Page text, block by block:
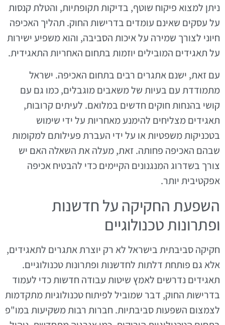
ניתן למצוא פיקוח שוטף, בדיקות תקופתיות, והטלת קנסות
על עסקים שאינם עומדים בדרישות החוק. תהליך האכיפה
חיוני לצורך שמירה על איכות הסביבה, והוא משפיע ישירות
על תאגידים המובילים יוזמות בתחום האחריות התאגידית.
עם זאת, ישנם אתגרים רבים בתחום האכיפה. ישראל
מתמודדת עם בעיות של משאבים מוגבלים, כמו גם עם
קושי בהנחות חוקים חדשים במלואם. לעיתים קרובות,
תאגידים מצליחים להימנע מאחריות על ידי שימוש
בטכניקות משפטיות או על ידי העברת פעילותם למקומות
שבהם האכיפה פחותה. זאת, מעלה את השאלה האם יש
צורך בשדרוג המנגנונים הקיימים כדי להבטיח אכיפה
אפקטיבית יותר.
השפעת החקיקה על חדשנות
ופתרונות טכנולוגיים
חקיקה סביבתית בישראל לא רק יוצרת אתגרים לתאגידים,
אלא גם פותחת דלתות לחדשנות ופתרונות טכנולוגיים.
תאגידים נדרשים לאמץ שיטות עבודה חדשות כדי לעמוד
בדרישות החוק, דבר שמוביל לפיתוח טכנולוגיות מתקדמות
לצמצום השפעות סביבתיות. חברות רבות משקיעות במו"פ